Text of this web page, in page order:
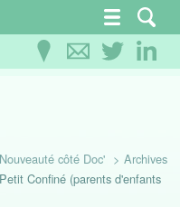
départemental
Nouveauté côté Doc'
Archives
Confiné (parents d'enfants